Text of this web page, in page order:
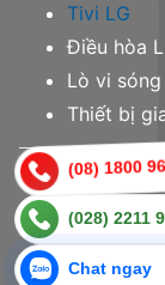
Tivi LG
Điều hòa
Lò vi sóng
Thiết bị
👁 Online:0|📅
©
(08) 1800
(028) 2211
Chat ngay